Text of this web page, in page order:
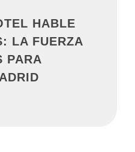
HABLE
LA FUERZA
PARA